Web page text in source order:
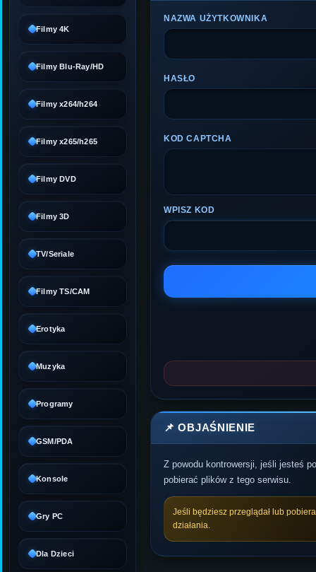
Filmy 4K
Filmy Blu-Ray/HD
Filmy x264/h264
Filmy x265/h265
Filmy DVD
Filmy 3D
TV/Seriale
Filmy TS/CAM
Erotyka
Muzyka
Programy
GSM/PDA
Konsole
Gry PC
Dla Dzieci
NAZWA UŻYTKOWNIKA
HASŁO
KOD CAPTCHA
WPISZ KOD
📌 OBJAŚNIENIE
Z powodu kontrowersji, jeśli jesteś
pobierać plików z tego serwisu.
Jeśli będziesz przeglądał lub
działania.